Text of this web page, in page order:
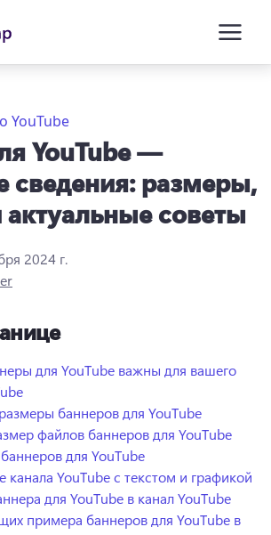
YouTube
YouTube —
сведения: размеры,
советы
2024 г.
для YouTube важны для вашего
баннеров для YouTube
файлов баннеров для YouTube
для YouTube
YouTube с текстом и графикой
для YouTube в канал YouTube
примера баннеров для YouTube в